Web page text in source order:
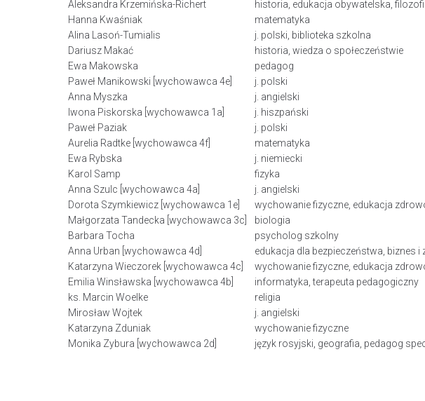
Aleksandra Krzemińska-Richert
historia, edukacja obywatelska,
Hanna Kwaśniak
matematyka
Alina Lasoń-Tumialis
j. polski, biblioteka szkolna
Dariusz Makać
historia, wiedza o społeczeństwie
Ewa Makowska
pedagog
Paweł Manikowski [wychowawca 4e]
j. polski
Anna Myszka
j. angielski
Iwona Piskorska [wychowawca 1a]
j. hiszpański
Paweł Paziak
j. polski
Aurelia Radtke [wychowawca 4f]
matematyka
Ewa Rybska
j. niemiecki
Karol Samp
fizyka
Anna Szulc [wychowawca 4a]
j. angielski
Dorota Szymkiewicz [wychowawca 1e]
wychowanie fizyczne, edukacja
Małgorzata Tandecka [wychowawca 3c]
biologia
Barbara Tocha
psycholog szkolny
Anna Urban [wychowawca 4d]
edukacja dla bezpieczeństwa, biznes i
Katarzyna Wieczorek [wychowawca 4c]
wychowanie fizyczne, edukacja
Emilia Winsławska [wychowawca 4b]
informatyka, terapeuta pedagogiczny
ks. Marcin Woelke
religia
Mirosław Wojtek
j. angielski
Katarzyna Zduniak
wychowanie fizyczne
Monika Zybura [wychowawca 2d]
język rosyjski, geografia, pedagog